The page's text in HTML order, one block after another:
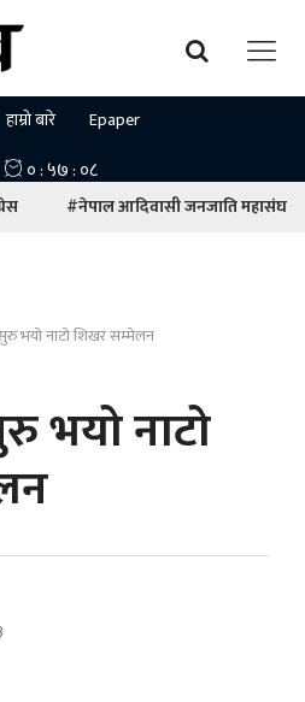
हाम्रो बारे Epaper
#नेपाल आदिवासी जनजाति महासंघ
भयो नाटो शिखर सम्मेलन
भयो नाटो